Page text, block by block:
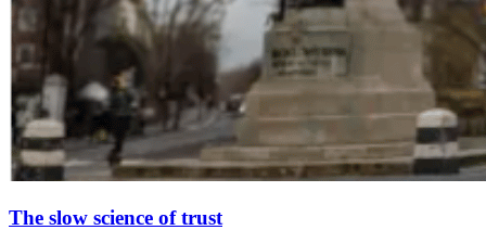
The slow science of trust